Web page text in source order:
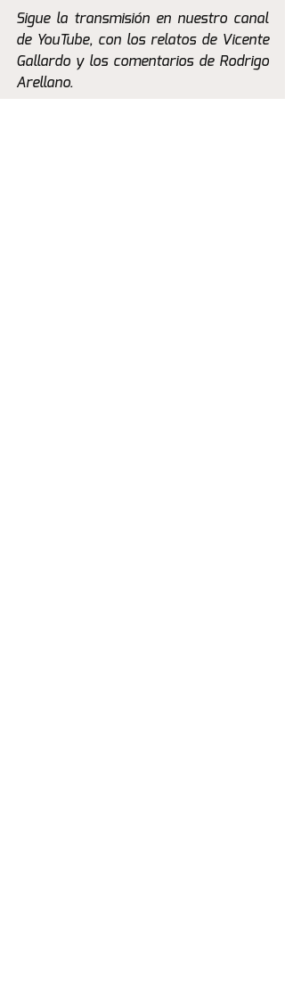
Sigue la transmisión en nuestro canal
de YouTube, con los relatos de Vicente
Gallardo y los comentarios de Rodrigo
Arellano.